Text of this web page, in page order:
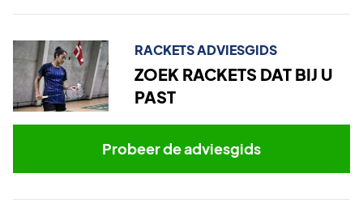
RACKETS ADVIESGIDS
ZOEK RACKETS DAT BIJ U
PAST
Probeer de adviesgids